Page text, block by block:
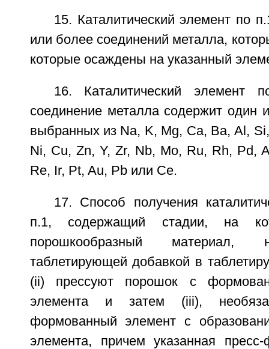
15. Каталитический элемент по
или более соединений металла,
которые осаждены на указанный
16. Каталитический элемент
соединение металла содержит один
выбранных из Na, K, Mg, Ca, Ва, Al,
Ni, Cu, Zn, Y, Zr, Nb, Mo, Ru, Rh, Pd,
Re, Ir, Pt, Au, Pb или Се.
17. Способ получения
п.1, содержащий стадии, на
порошкообразный материал,
таблетирующей добавкой в
(ii) прессуют порошок с
элемента и затем (iii),
формованный элемент с
элемента, причем указанная